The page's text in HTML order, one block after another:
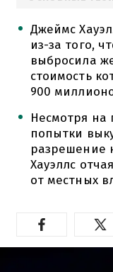
Джеймс
из-за того,
выбросила
стоимость
900
Несмотря на
попытки
разрешение
Хауэллс
от местных